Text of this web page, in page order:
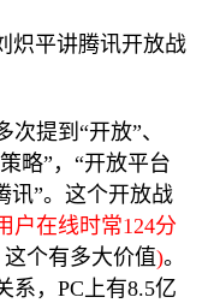
炽平讲腾讯开放战
提到“开放”、
略”，“开放平台
讯”。这个开放战
户在线时常124分
这个有多大价值)。
系，PC上有8.5亿